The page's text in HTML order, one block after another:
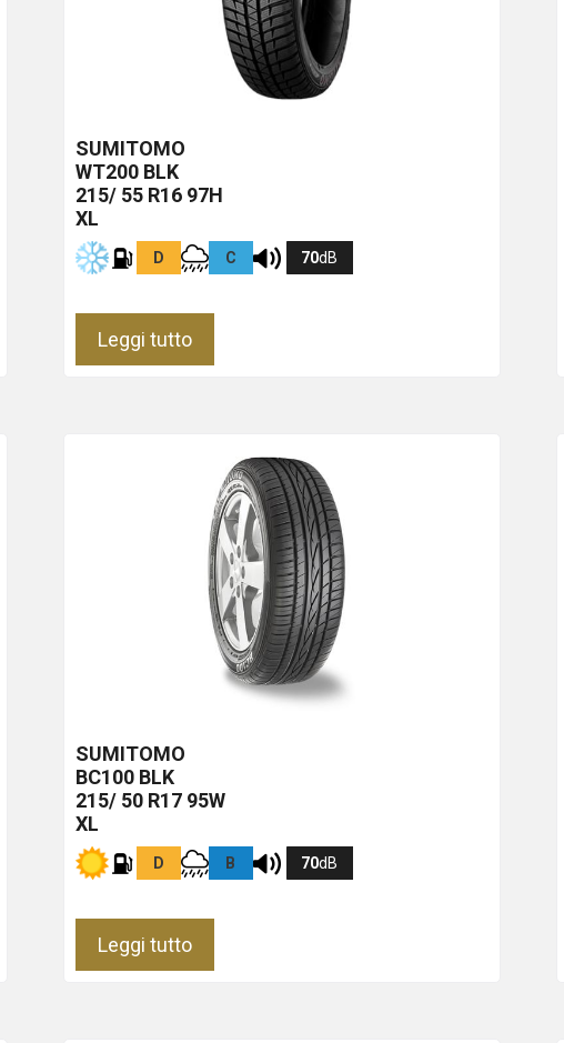
SUMITOMO
WT200 BLK
215/ 55 R16 97H
XL
D C 70dB
Leggi tutto
SUMITOMO
BC100 BLK
215/ 50 R17 95W
XL
D B 70dB
Leggi tutto